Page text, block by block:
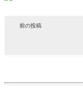
前の投稿